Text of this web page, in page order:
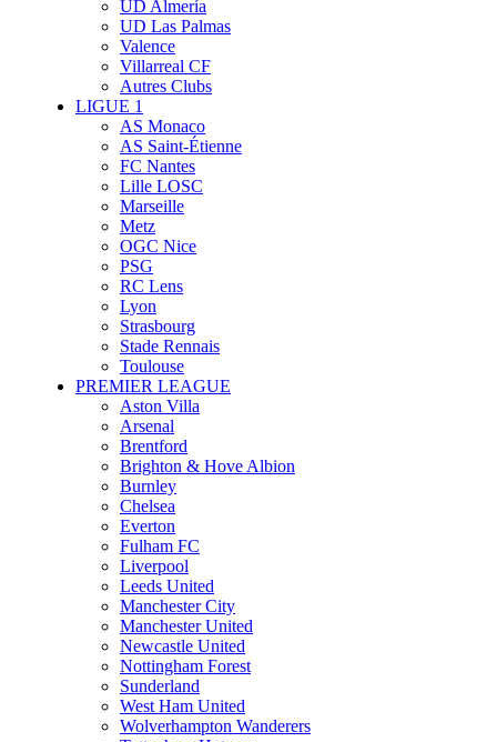
UD Almería
UD Las Palmas
Valence
Villarreal CF
Autres Clubs
LIGUE 1
AS Monaco
AS Saint-Étienne
FC Nantes
Lille LOSC
Marseille
Metz
OGC Nice
PSG
RC Lens
Lyon
Strasbourg
Stade Rennais
Toulouse
PREMIER LEAGUE
Aston Villa
Arsenal
Brentford
Brighton & Hove Albion
Burnley
Chelsea
Everton
Fulham FC
Liverpool
Leeds United
Manchester City
Manchester United
Newcastle United
Nottingham Forest
Sunderland
West Ham United
Wolverhampton Wanderers